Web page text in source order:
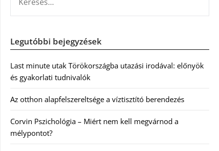
Legutóbbi bejegyzések
Last minute utak Törökországba utazási irodával: előnyök
és gyakorlati tudnivalók
Az otthon alapfelszereltsége a víztisztító berendezés
Corvin Pszichológia – Miért nem kell megvárnod a
mélypontot?